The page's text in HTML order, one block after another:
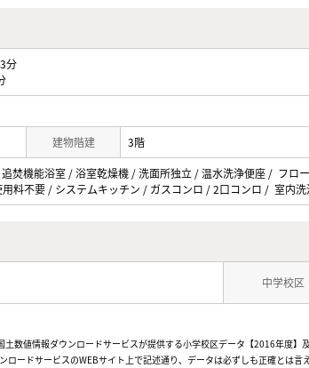
分
建物階建 3階
焚機能浴室 / 浴室乾燥機 / 洗面所独立 / 温水洗浄便座 / フロ
料不要 / システムキッチン / ガスコンロ / 2口コンロ / 室内
中学校区
数値情報ダウンロードサービスが提供する小学校区データ【2016年度
ードサービスのWEBサイト上で記述通り、データは必ずしも正確とは